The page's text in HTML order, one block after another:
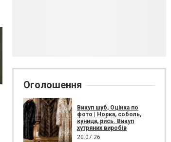
Оголошення
Викуп шуб, Оцінка по
фото | Норка, соболь,
куница, рись. Викуп
хутряних виробів
20.07.26